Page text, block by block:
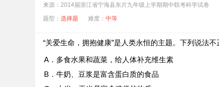
来源：2014届浙江省宁海县东片九年级上学期期中联考科学试卷
题型： 选择题 难度： 中等
“关爱生命，拥抱健康”是人类永恒的主题。下列说法
A．多食水果和蔬菜，给人体补充维生素
B．牛奶、豆浆是富含蛋白质的食品